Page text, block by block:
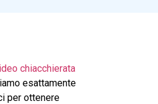
chiacchierata
esattamente
per ottenere